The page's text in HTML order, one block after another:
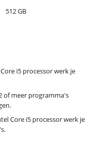
512 GB
i5 processor werk je
of meer programma's
Core i5 processor werk je